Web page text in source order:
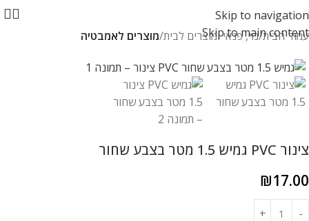
Skip to navigation
Skip to main content
עמוד הבית נוי, פנאי ומוצרים לבית מוצרים לאמבטיה
צינור PVC גמיש 1.5 מטר בצבע שחור
₪17.00